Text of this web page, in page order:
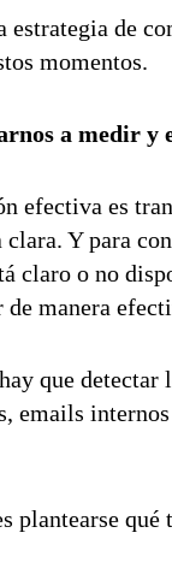
estrategia de
momentos.
a medir y
efectiva es
clara. Y para
claro o no
manera
que detectar
emails
plantearse